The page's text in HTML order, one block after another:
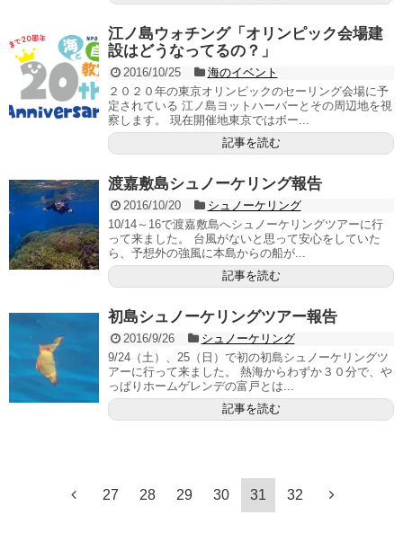
江ノ島ウォチング「オリンピック会場建
設はどうなってるの？」
2016/10/25
海のイベント
２０２０年の東京オリンピックのセーリング会場に予
定されている 江ノ島ヨットハーバーとその周辺地を視
察します。 現在開催地東京ではボー...
記事を読む
渡嘉敷島シュノーケリング報告
2016/10/20
シュノーケリング
10/14～16で渡嘉敷島へシュノーケリングツアーに行
って来ました。 台風がないと思って安心をしていた
ら、予想外の強風に本島からの船が...
記事を読む
初島シュノーケリングツアー報告
2016/9/26
シュノーケリング
9/24（土）、25（日）で初の初島シュノーケリングツ
アーに行って来ました。 熱海からわずか３０分で、や
っぱりホームゲレンデの富戸とは...
記事を読む
27 28 29 30 31 32